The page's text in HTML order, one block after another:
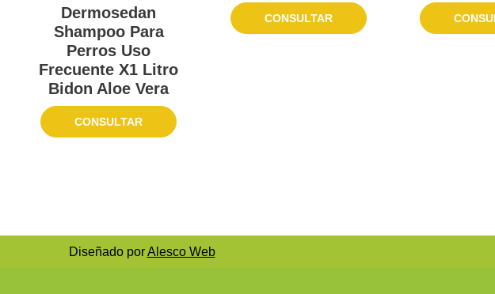
Dermosedan
Shampoo Para
Perros Uso
Frecuente X1 Litro
Bidon Aloe Vera
CONSULTAR
CONSULTAR
Diseñado porAlesco Web